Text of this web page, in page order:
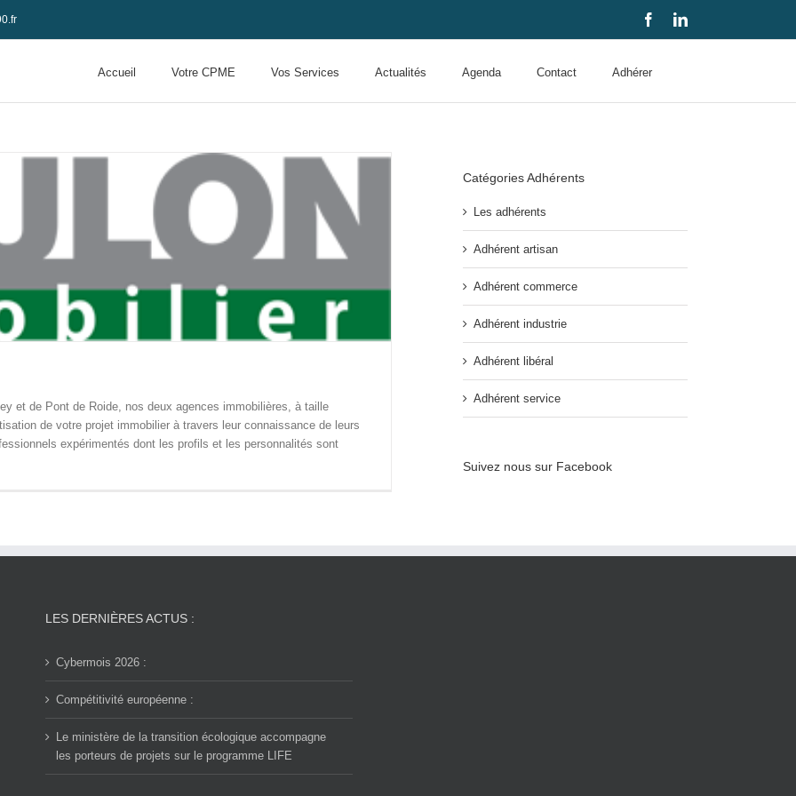
FacebookLinkedIn
Accueil Votre CPME Vos Services Actualités Agenda Contact Adhérer
et de Pont de Roide, nos deux agences immobilières, à taille
de votre projet immobilier à travers leur connaissance de leurs
expérimentés dont les profils et les personnalités sont
Catégories Adhérents
Les adhérents
Adhérent artisan
Adhérent commerce
Adhérent industrie
Adhérent libéral
Adhérent service
Suivez nous sur Facebook
LES DERNIÈRES ACTUS :
Cybermois 2026 :
Compétitivité européenne :
Le ministère de la transition écologique accompagne
les porteurs de projets sur le programme LIFE